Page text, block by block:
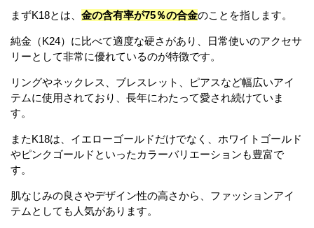
まずK18とは、 金の含有率が75％の合金のことを指します。
純金（K24）に比べて適度な硬さがあり、日常使いのアクセサ
リーとして非常に優れているのが特徴です。
リングやネックレス、ブレスレット、ピアスなど幅広いアイ
テムに使用されており、長年にわたって愛され続けていま
す。
またK18は、イエローゴールドだけでなく、ホワイトゴールド
やピンクゴールドといったカラーバリエーションも豊富で
す。
肌なじみの良さやデザイン性の高さから、ファッションアイ
テムとしても人気があります。